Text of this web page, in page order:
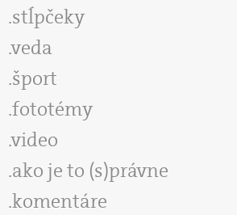
stĺpčeky
veda
šport
fototémy
video
ako je to (s)právne
komentáre